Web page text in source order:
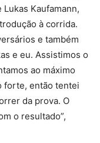
Kaufamann,
à corrida.
e também
e eu. Assistimos o
ao máximo
forte, então tentei
da prova. O
o resultado”,